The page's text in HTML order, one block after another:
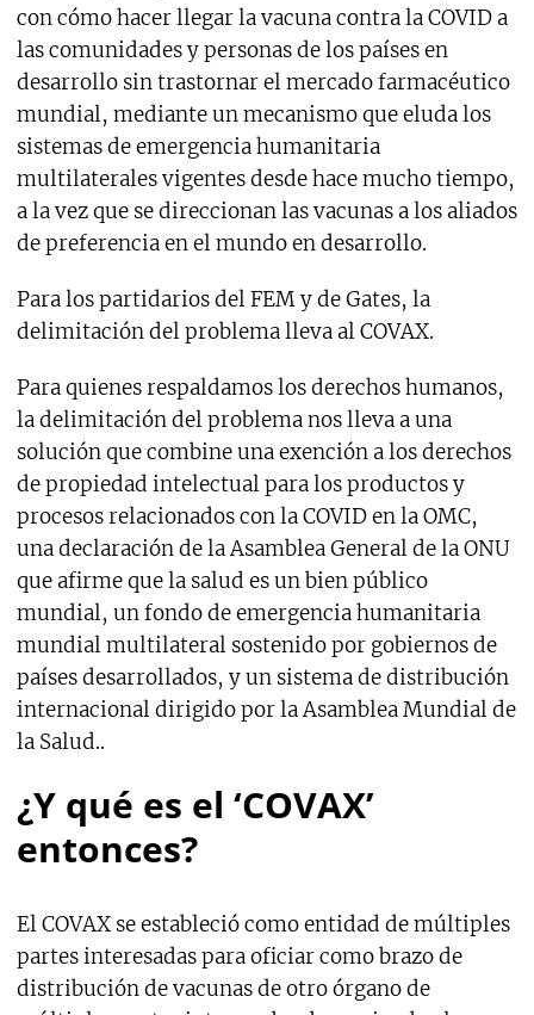
con cómo hacer llegar la vacuna contra la COVID a
las comunidades y personas de los países en
desarrollo sin trastornar el mercado farmacéutico
mundial, mediante un mecanismo que eluda los
sistemas de emergencia humanitaria
multilaterales vigentes desde hace mucho tiempo,
a la vez que se direccionan las vacunas a los aliados
de preferencia en el mundo en desarrollo.
Para los partidarios del FEM y de Gates, la
delimitación del problema lleva al COVAX.
Para quienes respaldamos los derechos humanos,
la delimitación del problema nos lleva a una
solución que combine una exención a los derechos
de propiedad intelectual para los productos y
procesos relacionados con la COVID en la OMC,
una declaración de la Asamblea General de la ONU
que afirme que la salud es un bien público
mundial, un fondo de emergencia humanitaria
mundial multilateral sostenido por gobiernos de
países desarrollados, y un sistema de distribución
internacional dirigido por la Asamblea Mundial de
la Salud..
¿Y qué es el ‘COVAX’
entonces?
El COVAX se estableció como entidad de múltiples
partes interesadas para oficiar como brazo de
distribución de vacunas de otro órgano de